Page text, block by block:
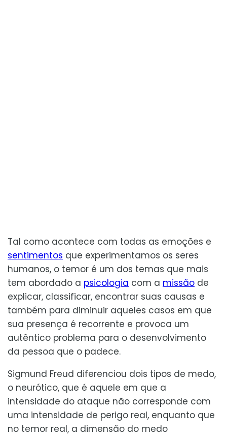
Tal como acontece com todas as emoções e
sentimentos que experimentamos os seres
humanos, o temor é um dos temas que mais
tem abordado a psicologia com a missão de
explicar, classificar, encontrar suas causas e
também para diminuir aqueles casos em que
sua presença é recorrente e provoca um
autêntico problema para o desenvolvimento
da pessoa que o padece.
Sigmund Freud diferenciou dois tipos de medo,
o neurótico, que é aquele em que a
intensidade do ataque não corresponde com
uma intensidade de perigo real, enquanto que
no temor real, a dimensão do medo